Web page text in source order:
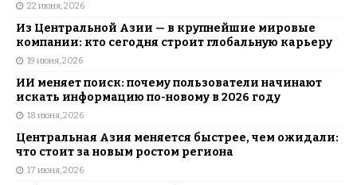
22 июня, 2026
Из Центральной Азии — в крупнейшие мировые
компании: кто сегодня строит глобальную карьеру
19 июня, 2026
ИИ меняет поиск: почему пользователи начинают
искать информацию по-новому в 2026 году
18 июня, 2026
Центральная Азия меняется быстрее, чем ожидали:
что стоит за новым ростом региона
17 июня, 2026